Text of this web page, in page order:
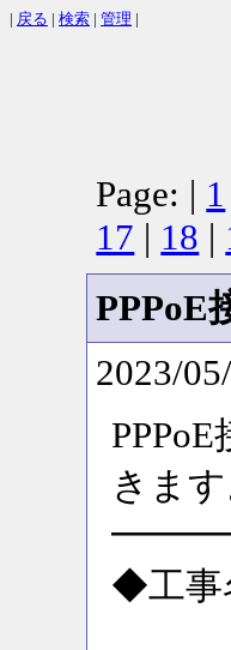
戻る 検索 管理
Page: | 1
17 | 18 |
PPPoE
2023/
きます
◆工事